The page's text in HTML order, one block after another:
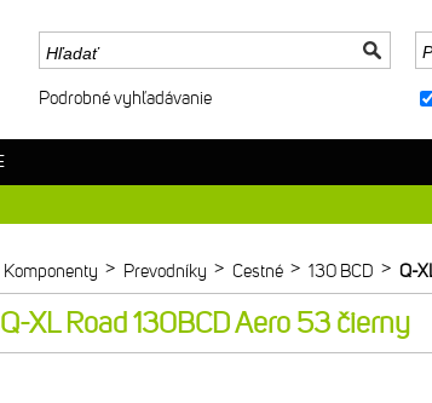
Komponenty > Prevodníky > Cestné > 130 BCD > Q-
XL Road 130BCD Aero 53 čierny
Podrobné vyhľadávanie